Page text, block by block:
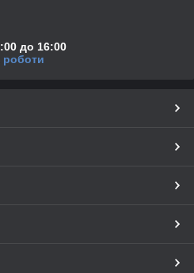
до 16:00
роботи